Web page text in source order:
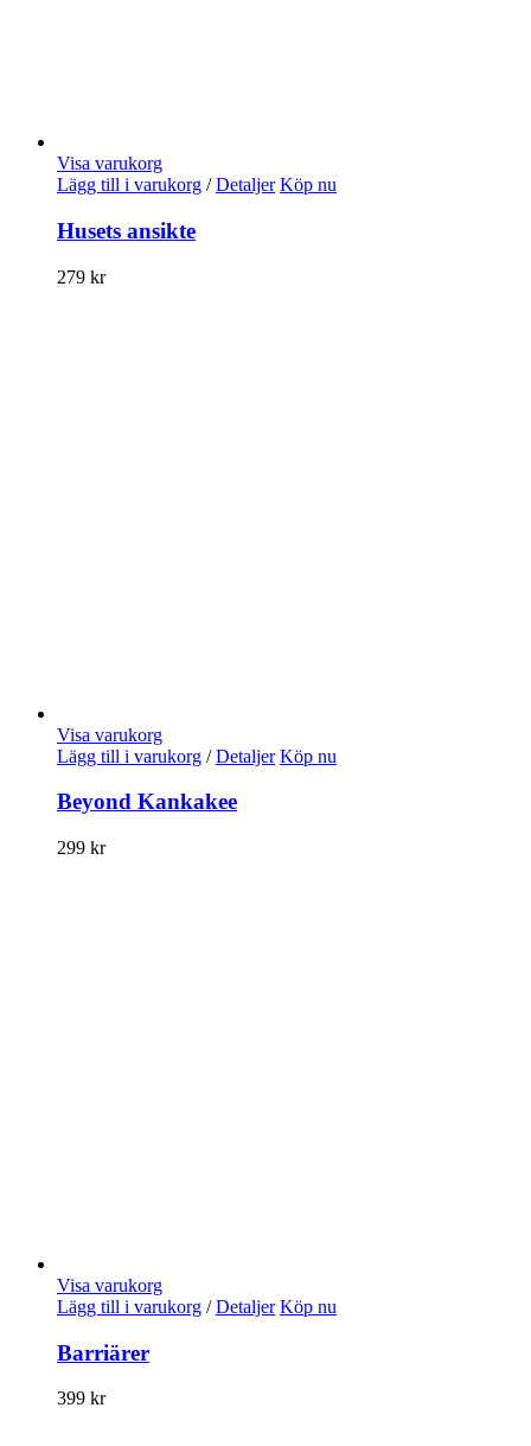
Visa varukorg
Lägg till i varukorg / Detaljer Köp nu
Husets ansikte
279 kr
Visa varukorg
Lägg till i varukorg / Detaljer Köp nu
Beyond Kankakee
299 kr
Visa varukorg
Lägg till i varukorg / Detaljer Köp nu
Barriärer
399 kr